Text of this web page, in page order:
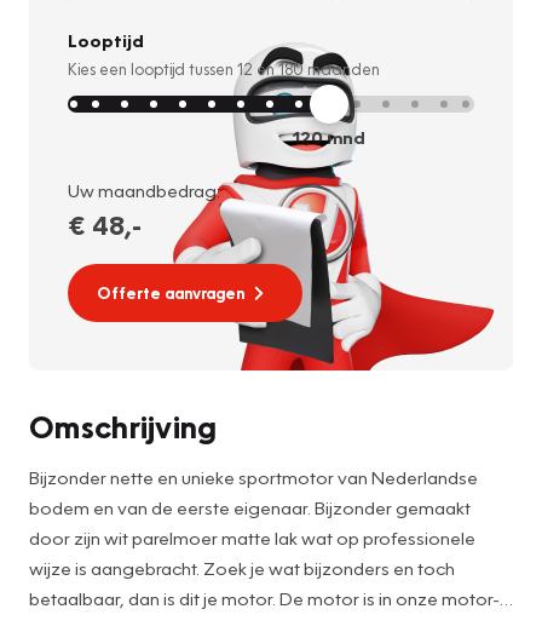
Looptijd
Kies een looptijd tussen 12 en180 maanden
120mnd
Uw maandbedrag:
€ 48,-
Offerte aanvragen
Omschrijving
Bijzonder nette en unieke sportmotor van Nederlandse
bodem en van de eerste eigenaar. Bijzonder gemaakt
door zijn wit parelmoer matte lak wat op professionele
wijze is aangebracht. Zoek je wat bijzonders en toch
betaalbaar, dan is dit je motor. De motor is in onze motor-